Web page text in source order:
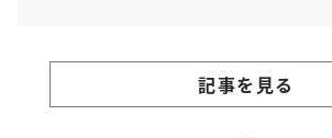
記事を見る